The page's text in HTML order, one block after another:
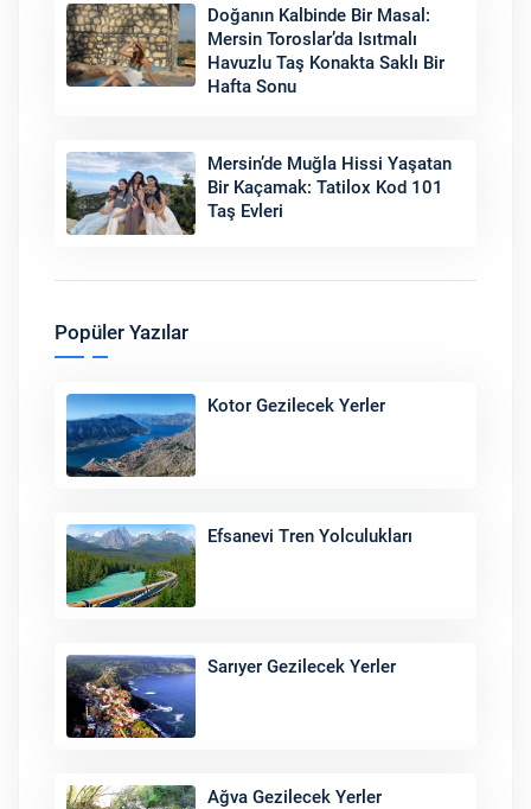
Doğanın Kalbinde Bir Masal:
Mersin Toroslar’da Isıtmalı
Havuzlu Taş Konakta Saklı Bir
Hafta Sonu
Mersin’de Muğla Hissi Yaşatan
Bir Kaçamak: Tatilox Kod 101
Taş Evleri
Popüler Yazılar
Kotor Gezilecek Yerler
Efsanevi Tren Yolculukları
Sarıyer Gezilecek Yerler
Ağva Gezilecek Yerler